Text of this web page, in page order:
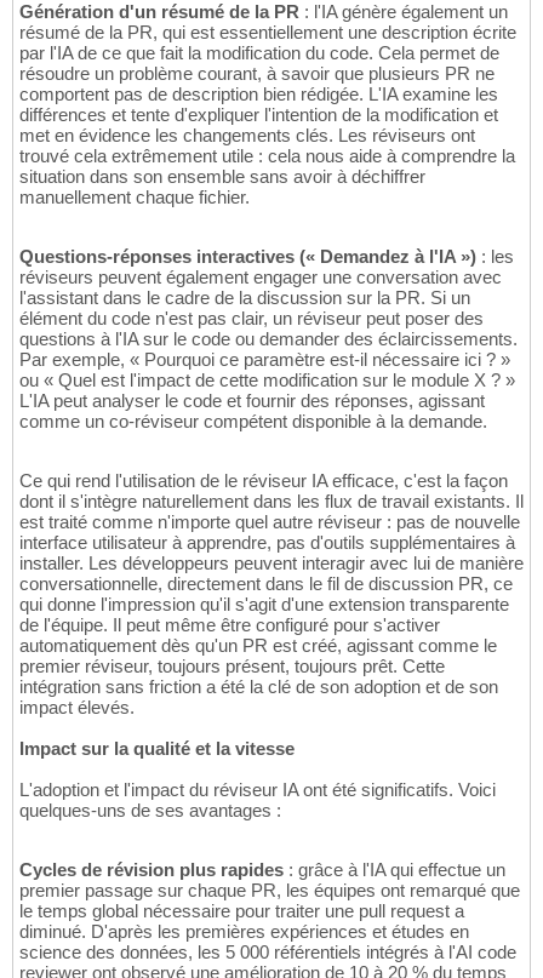
Génération d'un résumé de la PR : l'IA génère également un
résumé de la PR, qui est essentiellement une description écrite
par l'IA de ce que fait la modification du code. Cela permet de
résoudre un problème courant, à savoir que plusieurs PR ne
comportent pas de description bien rédigée. L'IA examine les
différences et tente d'expliquer l'intention de la modification et
met en évidence les changements clés. Les réviseurs ont
trouvé cela extrêmement utile : cela nous aide à comprendre la
situation dans son ensemble sans avoir à déchiffrer
manuellement chaque fichier.
Questions-réponses interactives (« Demandez à l'IA ») : les
réviseurs peuvent également engager une conversation avec
l'assistant dans le cadre de la discussion sur la PR. Si un
élément du code n'est pas clair, un réviseur peut poser des
questions à l'IA sur le code ou demander des éclaircissements.
Par exemple, « Pourquoi ce paramètre est-il nécessaire ici ? »
ou « Quel est l'impact de cette modification sur le module X ? »
L'IA peut analyser le code et fournir des réponses, agissant
comme un co-réviseur compétent disponible à la demande.
Ce qui rend l'utilisation de le réviseur IA efficace, c'est la façon
dont il s'intègre naturellement dans les flux de travail existants. Il
est traité comme n'importe quel autre réviseur : pas de nouvelle
interface utilisateur à apprendre, pas d'outils supplémentaires à
installer. Les développeurs peuvent interagir avec lui de manière
conversationnelle, directement dans le fil de discussion PR, ce
qui donne l'impression qu'il s'agit d'une extension transparente
de l'équipe. Il peut même être configuré pour s'activer
automatiquement dès qu'un PR est créé, agissant comme le
premier réviseur, toujours présent, toujours prêt. Cette
intégration sans friction a été la clé de son adoption et de son
impact élevés.
Impact sur la qualité et la vitesse
L'adoption et l'impact du réviseur IA ont été significatifs. Voici
quelques-uns de ses avantages :
Cycles de révision plus rapides : grâce à l'IA qui effectue un
premier passage sur chaque PR, les équipes ont remarqué que
le temps global nécessaire pour traiter une pull request a
diminué. D'après les premières expériences et études en
science des données, les 5 000 référentiels intégrés à l'AI code
reviewer ont observé une amélioration de 10 à 20 % du temps